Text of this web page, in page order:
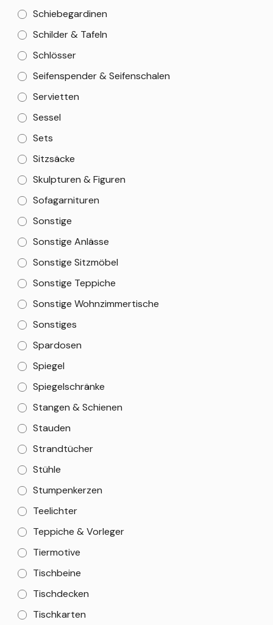
Schiebegardinen
Schilder & Tafeln
Schlösser
Seifenspender & Seifenschalen
Servietten
Sessel
Sets
Sitzsäcke
Skulpturen & Figuren
Sofagarnituren
Sonstige
Sonstige Anlässe
Sonstige Sitzmöbel
Sonstige Teppiche
Sonstige Wohnzimmertische
Sonstiges
Spardosen
Spiegel
Spiegelschränke
Stangen & Schienen
Stauden
Strandtücher
Stühle
Stumpenkerzen
Teelichter
Teppiche & Vorleger
Tiermotive
Tischbeine
Tischdecken
Tischkarten